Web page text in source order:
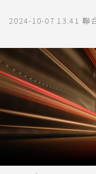
2024-10-07 13:41 聯